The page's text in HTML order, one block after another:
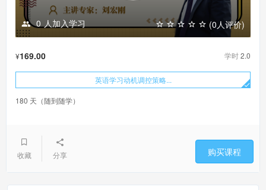
0 人加入学习 (0人评价)
¥169.00 学时2.0
英语学习动机调控策略...
180 天（随到随学）
收藏 分享 购买课程